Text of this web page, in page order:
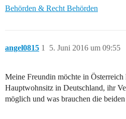
Behörden & Recht Behörden
angel0815 5. Juni 2016 um 09:55
1
Meine Freundin möchte in Österreich
Hauptwohnsitz in Deutschland, ihr
möglich und was brauchen die